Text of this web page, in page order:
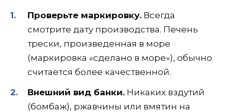
Проверьте маркировку. Всегда
смотрите дату производства. Печень
трески, произведенная в море
(маркировка «сделано в море»), обычно
считается более качественной.
Внешний вид банки. Никаких вздутий
(бомбаж), ржавчины или вмятин на